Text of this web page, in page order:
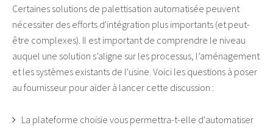
Certaines solutions de palettisation automatisée peuvent
nécessiter des efforts d'intégration plus importants (et peut-
être complexes). Il est important de comprendre le niveau
auquel une solution s’aligne sur les processus, l’aménagement
et les systèmes existants de l'usine. Voici les questions à poser
au fournisseur pour aider à lancer cette discussion :
La plateforme choisie vous permettra-t-elle d'automatiser